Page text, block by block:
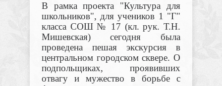
В рамка проекта "Культура для
школьников", для учеников 1 "Г"
класса СОШ № 17 (кл. рук. Т.Н.
Мишевская) сегодня была
проведена пешая экскурсия в
центральном городском сквере. О
подпольщиках, проявивших
отвагу и мужество в борьбе с